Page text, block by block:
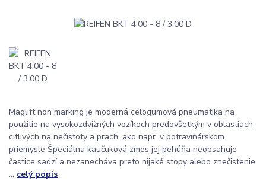
Maglift non marking je moderná celogumová pneumatika na
použitie na vysokozdvižných vozíkoch predovšetkým v oblastiach
citlivých na nečistoty a prach, ako napr. v potravinárskom
priemysle Špeciálna kaučuková zmes jej behúňa neobsahuje
častice sadzí a nezanecháva preto nijaké stopy alebo znečistenie
... celý popis